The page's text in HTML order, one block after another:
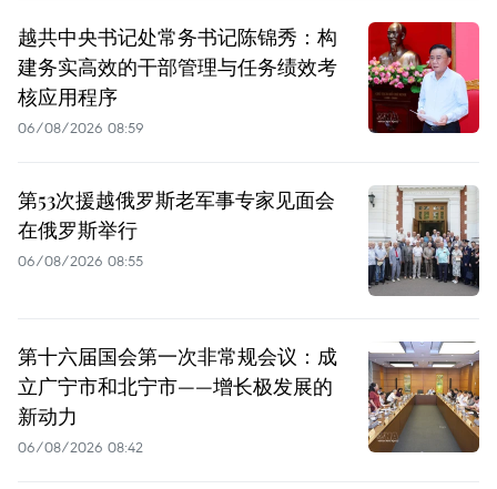
越共中央书记处常务书记陈锦秀：构
建务实高效的干部管理与任务绩效考
核应用程序
06/08/2026 08:59
第53次援越俄罗斯老军事专家见面会
在俄罗斯举行
06/08/2026 08:55
第十六届国会第一次非常规会议：成
立广宁市和北宁市——增长极发展的
新动力
06/08/2026 08:42